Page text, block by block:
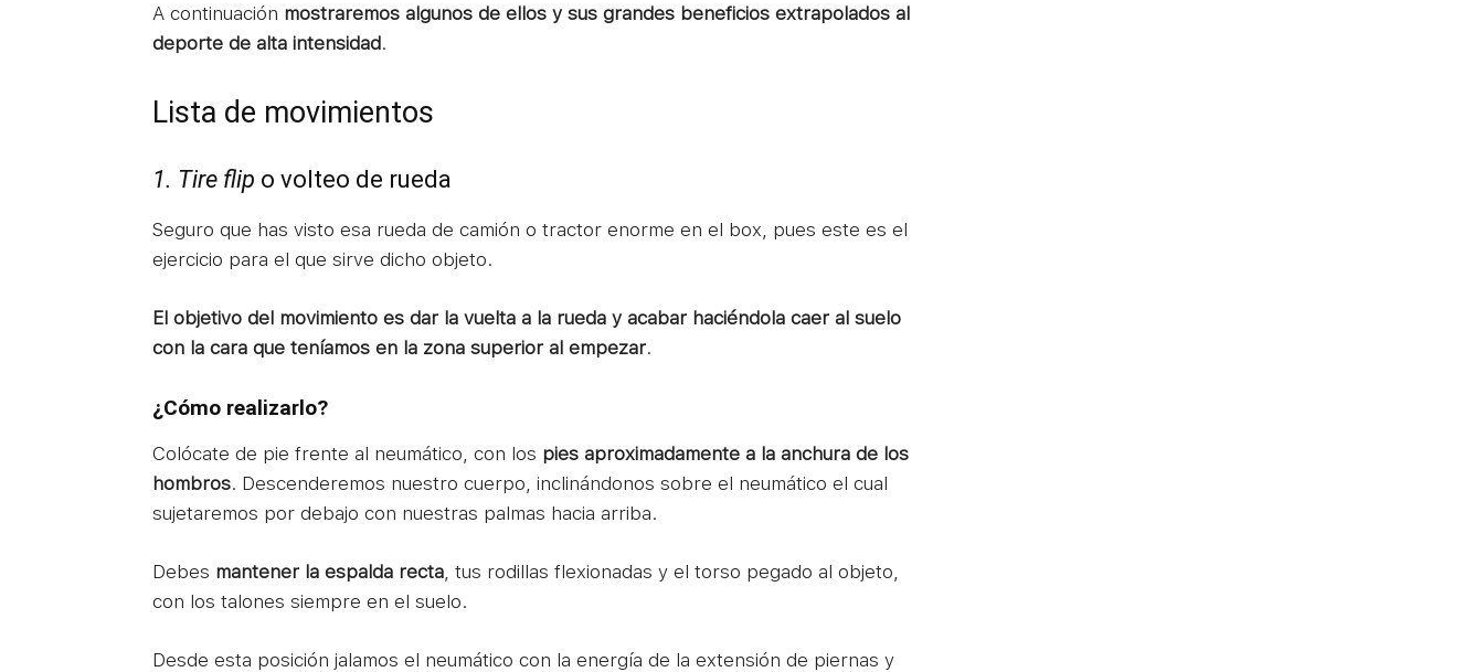
A continuación mostraremos algunos de ellos y sus grandes beneficios extrapolados al
deporte de alta intensidad.
Lista de movimientos
1. Tire flip o volteo de rueda
Seguro que has visto esa rueda de camión o tractor enorme en el box, pues este es el
ejercicio para el que sirve dicho objeto.
El objetivo del movimiento es dar la vuelta a la rueda y acabar haciéndola caer al suelo
con la cara que teníamos en la zona superior al empezar.
¿Cómo realizarlo?
Colócate de pie frente al neumático, con los pies aproximadamente a la anchura de los
hombros. Descenderemos nuestro cuerpo, inclinándonos sobre el neumático el cual
sujetaremos por debajo con nuestras palmas hacia arriba.
Debes mantener la espalda recta, tus rodillas flexionadas y el torso pegado al objeto,
con los talones siempre en el suelo.
Desde esta posición jalamos el neumático con la energía de la extensión de piernas y